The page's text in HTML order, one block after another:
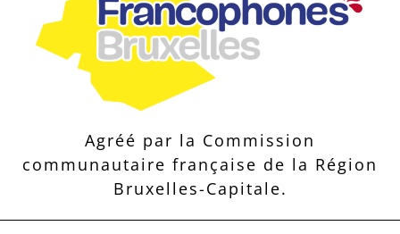
Agréé par la Commission
communautaire française de la Région
Bruxelles-Capitale.